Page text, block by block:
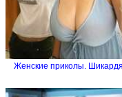
Женские приколы.